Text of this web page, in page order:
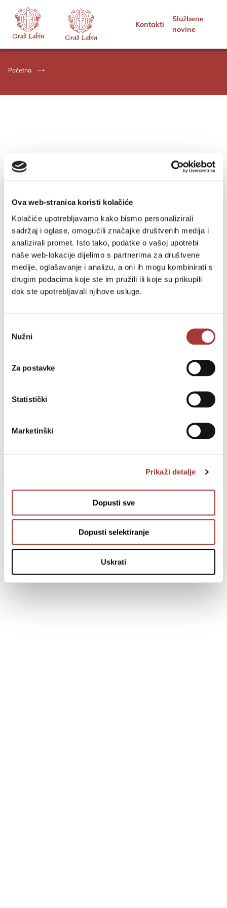
Ova web-stranica koristi kolačiće
Kolačiće upotrebljavamo kako bismo personalizirali
sadržaj i oglase, omogućili značajke društvenih medija i
analizirali promet. Isto tako, podatke o vašoj upotrebi
naše web-lokacije dijelimo s partnerima za društvene
medije, oglašavanje i analizu, a oni ih mogu kombinirati s
drugim podacima koje ste im pružili ili koje su prikupili
dok ste upotrebljavali njihove usluge.
pristanka
Nužni
Za postavke
Statistički
Marketinški
Prikaži detalje
Dopusti sve
Dopusti selektiranje
Uskrati
Kontakti
Službene
novine
Početna